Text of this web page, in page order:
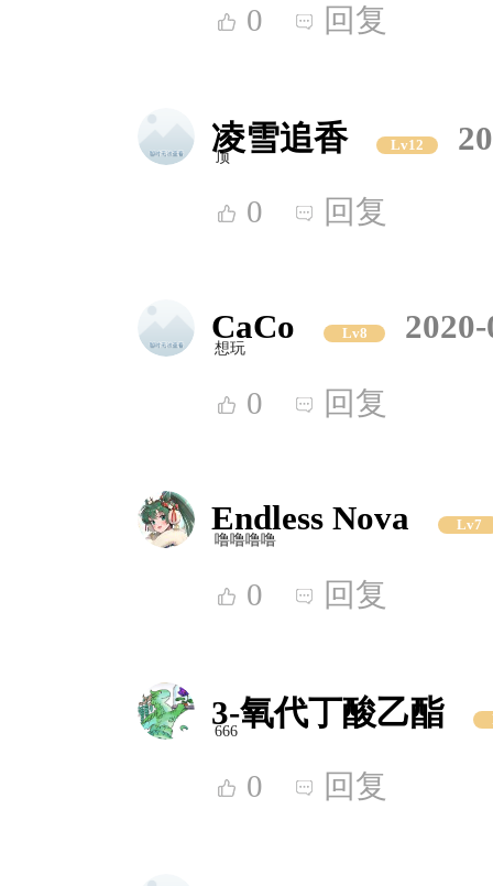
0 回复
凌雪追香 Lv12
顶
0 回复
CaCo Lv8
想玩
0 回复
Endless Nova
Lv7
噜噜噜噜
0 回复
3-氧代丁酸乙酯
666
0 回复